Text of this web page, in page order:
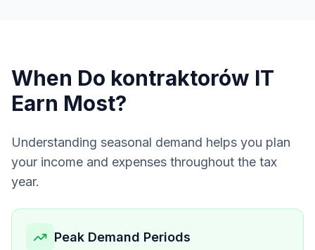
When Do kontraktorów IT
Earn Most?
Understanding seasonal demand helps you plan
your income and expenses throughout the tax
year.
Peak Demand Periods